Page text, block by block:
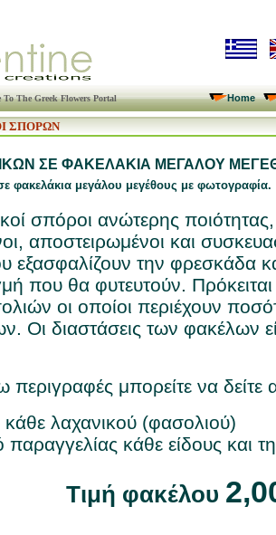
To The Greek Flowers Portal Home
ΣΠΟΡΩΝ
ΣΕ ΦΑΚΕΛΑΚΙΑ ΜΕΓΑΛΟΥ
φακελάκια μεγάλου μεγέθους με φωτογραφία.
σπόροι ανώτερης ποιότητας,
αποστειρωμένοι και
εξασφαλίζουν την φρεσκάδα
που θα φυτευτούν. Πρόκειται
οι οποίοι περιέχουν
Οι διαστάσεις των φακέλων
περιγραφές μπορείτε να δείτε
λαχανικού (φασολιού)
κάθε είδους και
Τιμή φακέλου